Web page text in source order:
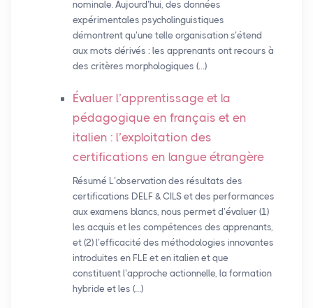
nominale. Aujourd’hui, des données
expérimentales psycholinguistiques
démontrent qu’une telle organisation s’étend
aux mots dérivés : les apprenants ont recours à
des critères morphologiques (…)
Évaluer l’apprentissage et la
pédagogique en français et en
italien : l’exploitation des
certifications en langue étrangère
Résumé L’observation des résultats des
certifications DELF & CILS et des performances
aux examens blancs, nous permet d’évaluer (1)
les acquis et les compétences des apprenants,
et (2) l’efficacité des méthodologies innovantes
introduites en FLE et en italien et que
constituent l’approche actionnelle, la formation
hybride et les (…)